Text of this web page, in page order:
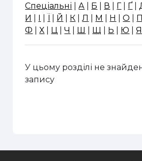
Спеціальні |А Б В Г Ґ
И
І Ї Й К Л М Н |О П
Ф |Х Ц |Ч Ш Щ Ь Ю |Я
У цьому розділі не
запису